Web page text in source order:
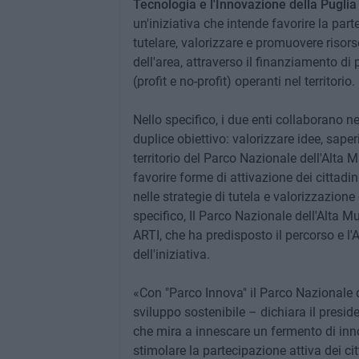
Tecnologia e l'Innovazione della Puglia
un'iniziativa che intende favorire la
tutelare, valorizzare e promuovere
dell'area, attraverso il finanziamento
(profit e no-profit) operanti nel territorio.
Nello specifico, i due enti collaborano
duplice obiettivo: valorizzare idee,
territorio del Parco Nazionale dell'Alta
favorire forme di attivazione dei
nelle strategie di tutela e
specifico, Il Parco Nazionale dell'Alta
ARTI, che ha predisposto il percorso e
dell'iniziativa.
«Con "Parco Innova" il Parco
sviluppo sostenibile – dichiara il
che mira a innescare un fermento di
stimolare la partecipazione attiva dei